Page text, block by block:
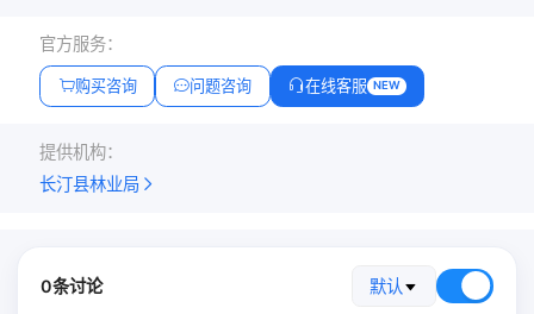
官方服务：
购买咨询 问题咨询 在线客服 NEW
提供机构：
长汀县林业局
0条讨论 默认